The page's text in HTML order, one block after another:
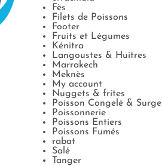
Fès
Filets de Poissons
Footer
Fruits et Légumes
Kénitra
Langoustes & Huitres
Marrakech
Meknès
My account
Nuggets & frites
Poisson Congelé &
Poissonnerie
Poissons Entiers
Poissons Fumés
rabat
Salé
Tanger